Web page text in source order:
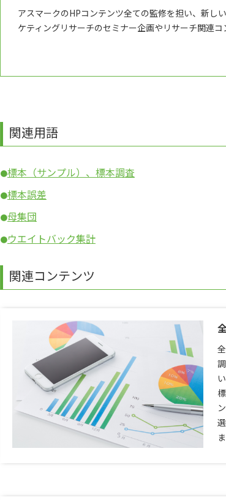
アスマークのHPコンテンツ全ての監修を担い、新し
ケティングリサーチのセミナー企画やリサーチ関連コ
関連用語
●標本（サンプル）、標本調査
●標本誤差
●母集団
●ウエイトバック集計
関連コンテンツ